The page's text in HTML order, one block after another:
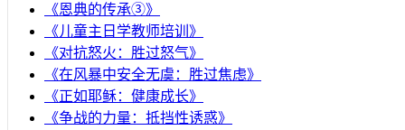
《恩典的传承③》
《儿童主日学教师培训》
《对抗怒火：胜过怒气》
《在风暴中安全无虞：胜过焦虑》
《正如耶稣：健康成长》
《争战的力量：抵挡性诱惑》